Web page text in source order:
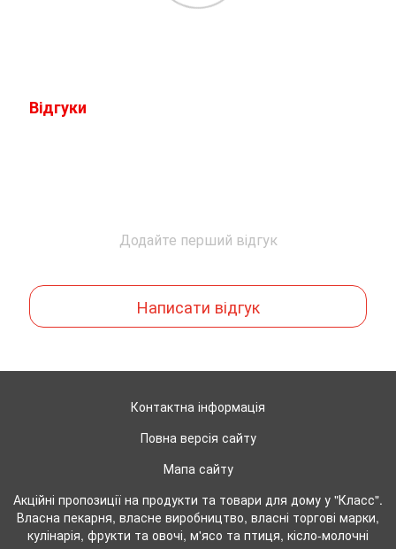
Відгуки
Додайте перший відгук
Написати відгук
Контактна інформація
Повна версія сайту
Мапа сайту
Акційні пропозиції на продукти та товари для дому у "Класс".
Власна пекарня, власне виробництво, власні торгові марки,
кулінарія, фрукти та овочі, м'ясо та птиця, кісло-молочні